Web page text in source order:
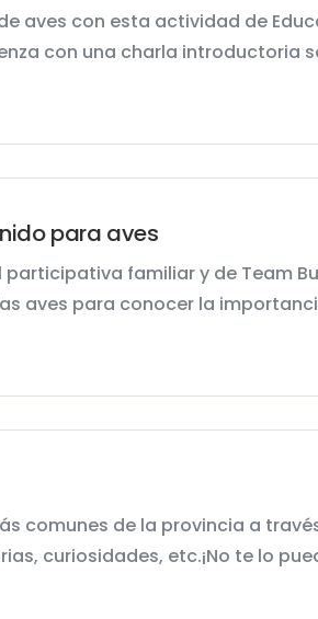
aves con esta actividad de
con una charla introductoria
para aves
familiar y de Team
aves para conocer la
comunes de la provincia a
curiosidades, etc.¡No te lo